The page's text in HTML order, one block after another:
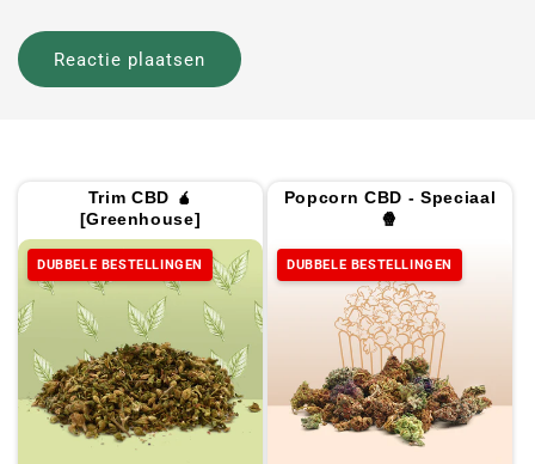
Trim CBD 🧉
[Greenhouse]
DUBBELE BESTELLINGEN
Popcorn CBD - Speciaal
🍿
DUBBELE BESTELLINGEN